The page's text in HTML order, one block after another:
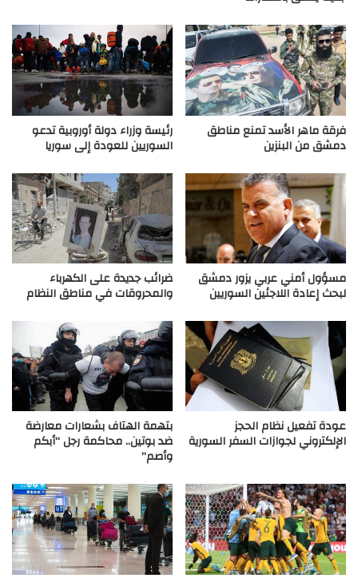
فرقة ماهر الأسد تمنع مناطق
دمشق من البنزين
رئيسة وزراء دولة أوروبية تدعو
السوريين للعودة إلى سوريا
مسؤول أمني عربي يزور دمشق
لبحث إعادة اللاجئين السوريين
ضرائب جديدة على الكهرباء
والمحروقات في مناطق النظام
عودة تفعيل نظام الحجز
الإلكتروني لجوازات السفر السورية
بتهمة الهتاف بشعارات معارضة
ضد بوتين.. محاكمة رجل “أبكم
وأصم”